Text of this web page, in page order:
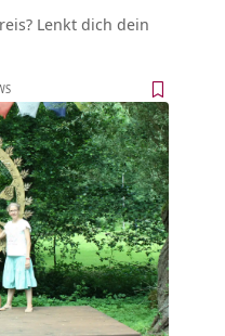
Lenkt dich dein